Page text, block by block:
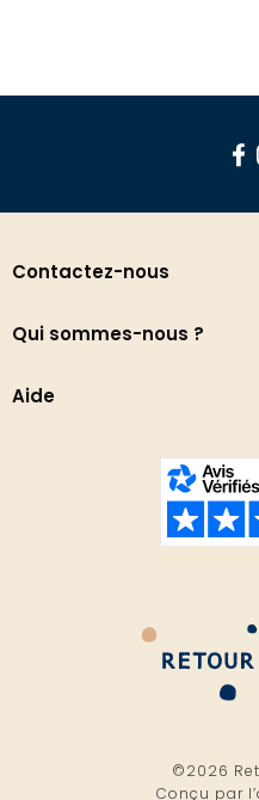
Contactez-nous
Qui sommes-nous ?
Aide
©2026
Conçu par l’